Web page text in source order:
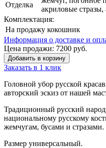
Отделка
акриловые
Комплектация:
На продажу кокошник
Информация о доставке и
Цена продажи: 7200 руб.
Добавить в корзину
Заказать в 1 клик
Головной убор русской
авторский эскиз от нашей
Традиционный русский
национальному русскому
жемчугам, бусами и стразами.
Размер универсальный.